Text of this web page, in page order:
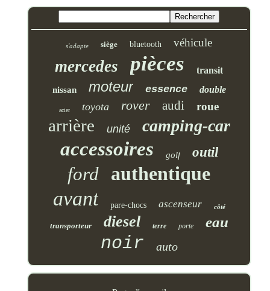
s'adapte siège bluetooth véhicule
mercedes pièces transit
nissan moteur essence double
acier toyota rover audi roue
arrière unité camping-car
accessoires golf outil
ford authentique
avant pare-chocs ascenseur côté
transporteur diesel terre porte eau
noir auto